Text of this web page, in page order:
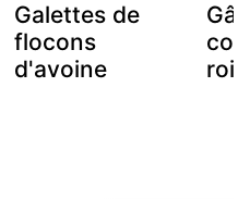
Galettes de
flocons
d'avoine